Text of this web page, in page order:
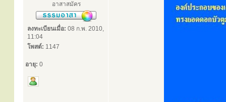
อาสาสมัคร
ลงทะเบียนเมื่อ: 08 ก.พ. 2010,
11:04
โพสต์: 1147
อายุ: 0